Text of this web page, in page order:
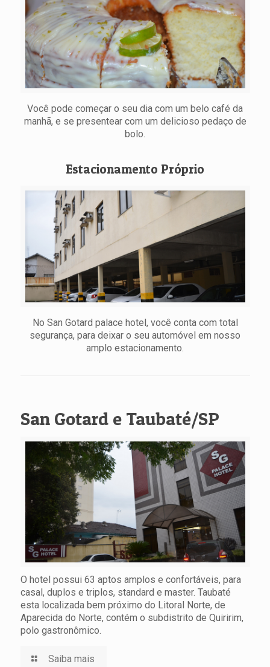
Você pode começar o seu dia com um belo café da
manhã, e se presentear com um delicioso pedaço de
bolo.
Estacionamento Próprio
No San Gotard palace hotel, você conta com total
segurança, para deixar o seu automóvel em nosso
amplo estacionamento.
San Gotard e Taubaté/SP
O hotel possui 63 aptos amplos e confortáveis, para
casal, duplos e triplos, standard e master. Taubaté
esta localizada bem próximo do Litoral Norte, de
Aparecida do Norte, contém o subdistrito de Quiririm,
polo gastronômico.
Saiba mais